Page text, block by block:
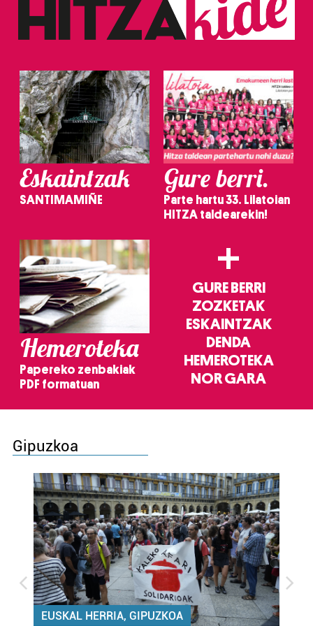
Eskaintzak
SANTIMAMIÑE
Gure berri.
Parte hartu 33. Lilatoian
HITZA taldearekin!
Hemeroteka
Papereko zenbakiak
PDF formatuan
+
GURE BERRI
ZOZKETAK
ESKAINTZAK
DENDA
HEMEROTEKA
NOR GARA
Gipuzkoa
EUSKAL HERRIA, GIPUZKOA